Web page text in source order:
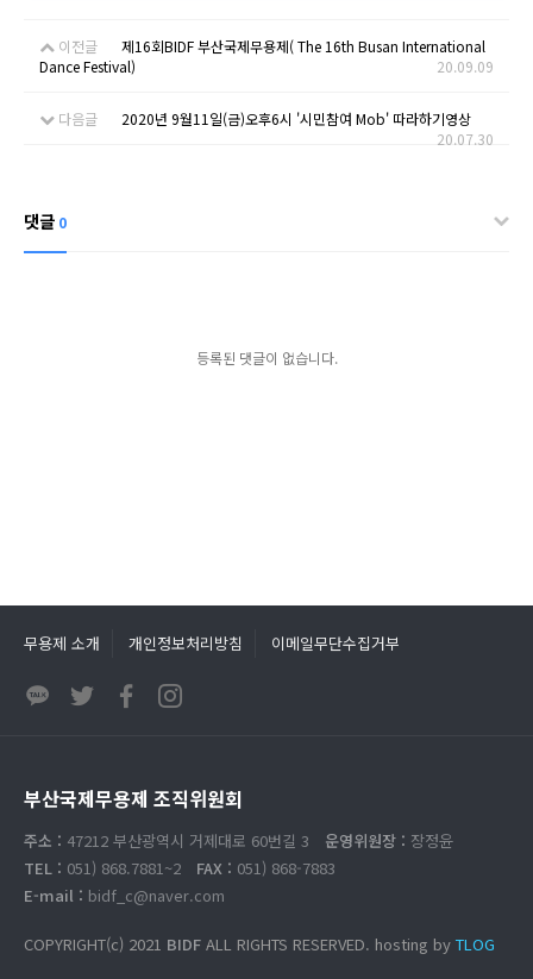
이전글
제16회BIDF 부산국제무용제( The 16th Busan International
Dance Festival)
20.09.09
다음글
2020년 9월11일(금)오후6시 '시민참여 Mob' 따라하기영상
20.07.30
댓글 0
등록된 댓글이 없습니다.
무용제 소개 개인정보처리방침 이메일무단수집거부
부산국제무용제 조직위원회
주소 : 47212 부산광역시 거제대로 60번길 3 운영위원장 : 장정윤
TEL : 051) 868.7881~2 FAX : 051) 868-7883
E-mail : bidf_c@naver.com
COPYRIGHT(c) 2021 BIDF ALL RIGHTS RESERVED. hosting by TLOG